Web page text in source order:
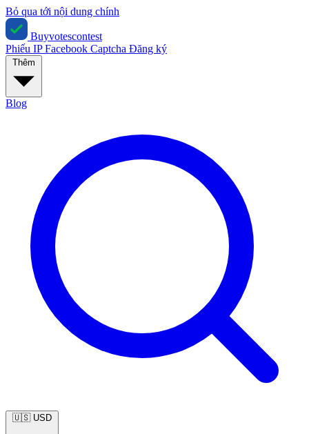
Bỏ qua tới nội dung chính
Buyvotescontest
Phiếu IPFacebook Captcha Đăng ký
Blog
🇺🇸 USD